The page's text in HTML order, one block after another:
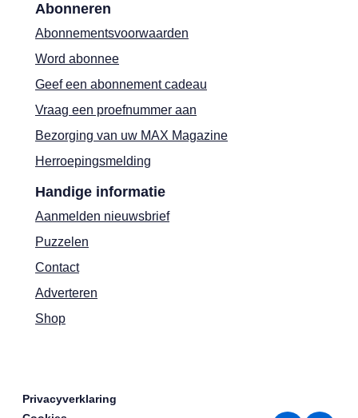
Abonneren
Abonnementsvoorwaarden
Word abonnee
Geef een abonnement cadeau
Vraag een proefnummer aan
Bezorging van uw MAX Magazine
Herroepingsmelding
Handige informatie
Aanmelden nieuwsbrief
Puzzelen
Contact
Adverteren
Shop
Privacyverklaring